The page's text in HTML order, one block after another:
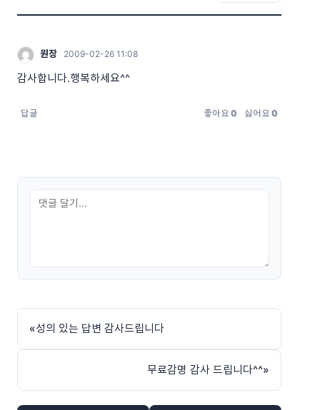
원장 2009-02-26 11:08
감사합니다.행복하세요^^
답글 좋아요 0 싫어요 0
«성의 있는 답변 감사드립니다
무료감명 감사 드립니다^^»